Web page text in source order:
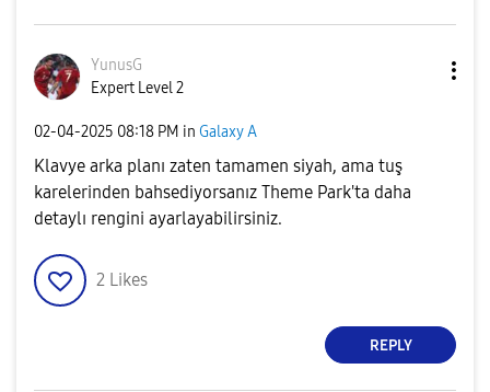
YunusG
Expert Level 2
‎02-04-2025 08:18 PM in Galaxy A
Klavye arka planı zaten tamamen siyah, ama tuş
karelerinden bahsediyorsanız Theme Park'ta daha
detaylı rengini ayarlayabilirsiniz.
2 Likes
REPLY